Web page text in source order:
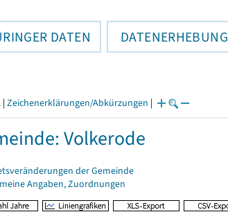
DATEN DATENERHEBUNG
| Zeichenerklärungen/Abkürzungen |
Volkerode
der Gemeinde
Angaben, Zuordnungen